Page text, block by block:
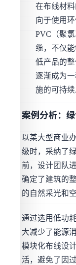
在布线材
向于使用
PVC（聚
缆，不仅
低产品的
逐渐成为
施的可持续
案例分析：
以某大型商业
级时，采纳了
前，设计团队
确定了建筑的
的自然采光和
通过选用低功
大减少了能源
模块化布线设
活，避免了因